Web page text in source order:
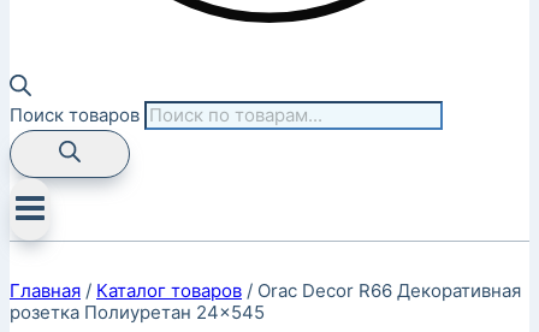
Поиск товаров
Главная / Каталог товаров / Orac Decor R66 Декоративная
розетка Полиуретан 24×545